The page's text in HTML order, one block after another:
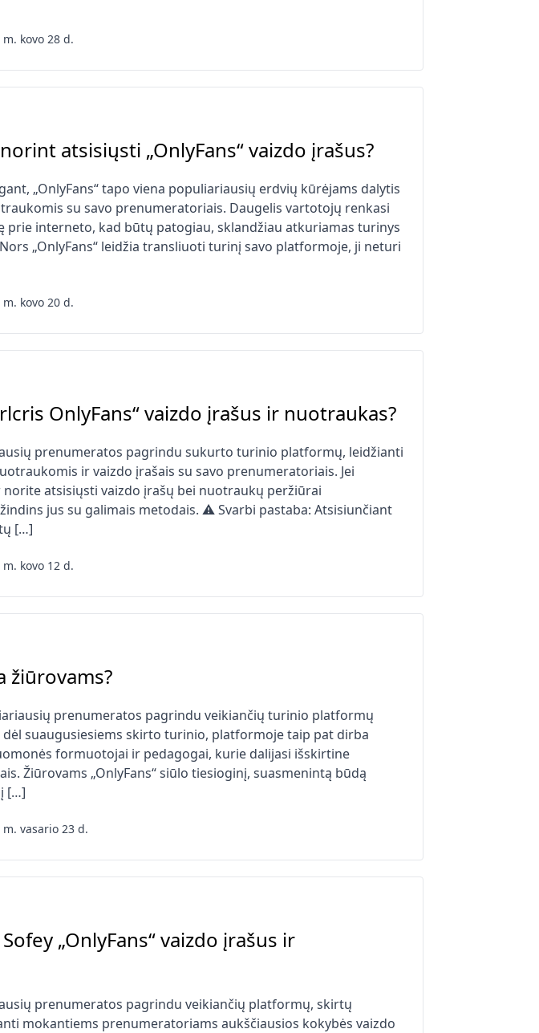
m. kovo 28 d.
atsisiųsti „OnlyFans“ vaizdo įrašus?
„OnlyFans“ tapo viena populiariausių erdvių kūrėjams dalytis
su savo prenumeratoriais. Daugelis vartotojų renkasi
interneto, kad būtų patogiau, sklandžiau atkuriamas turinys
„OnlyFans“ leidžia transliuoti turinį savo platformoje, ji neturi
m. kovo 20 d.
OnlyFans“ vaizdo įrašus ir nuotraukas?
prenumeratos pagrindu sukurto turinio platformų, leidžianti
ir vaizdo įrašais su savo prenumeratoriais. Jei
atsisiųsti vaizdo įrašų bei nuotraukų peržiūrai
jus su galimais metodais. ⚠️ Svarbi pastaba: Atsisiunčiant
[…]
m. kovo 12 d.
žiūrovams?
prenumeratos pagrindu veikiančių turinio platformų
suaugusiesiems skirto turinio, platformoje taip pat dirba
formuotojai ir pedagogai, kurie dalijasi išskirtine
Žiūrovams „OnlyFans“ siūlo tiesioginį, suasmenintą būdą
[…]
m. vasario 23 d.
„OnlyFans“ vaizdo įrašus ir
prenumeratos pagrindu veikiančių platformų, skirtų
mokantiems prenumeratoriams aukščiausios kokybės vaizdo